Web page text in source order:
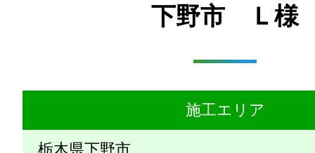
下野市 Ｌ様
施工エリア
栃木県下野市